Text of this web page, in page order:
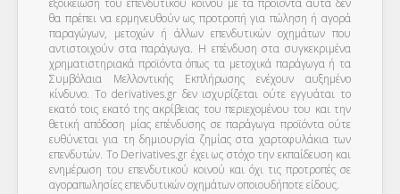
εξοικείωση του επενδυτικού κοινού με τα προϊόντα αυτά δεν
θα πρέπει να ερμηνευθούν ως προτροπή για πώληση ή αγορά
παραγώγων, μετοχών ή άλλων επενδυτικών οχημάτων που
αντιστοιχούν στα παράγωγα. Η επένδυση στα συγκεκριμένα
χρηματιστηριακά προϊόντα όπως τα μετοχικά παράγωγα ή τα
Συμβόλαια Μελλοντικής Εκπλήρωσης ενέχουν αυξημένο
κίνδυνο. Το derivatives.gr δεν ισχυρίζεται ούτε εγγυάται το
εκατό τοις εκατό της ακρίβειας του περιεχομένου του και την
θετική απόδοση μίας επένδυσης σε παράγωγα προϊόντα ούτε
ευθύνεται για τη δημιουργία ζημίας στα χαρτοφυλάκια των
επενδυτών. To Derivatives.gr έχει ως στόχο την εκπαίδευση και
ενημέρωση του επενδυτικού κοινού και όχι τις προτροπές σε
αγοραπωλησίες επενδυτικών οχημάτων οποιουδήποτε είδους.